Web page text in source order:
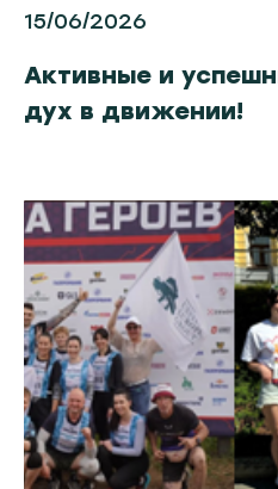
15/06/2026
Активные и
дух в движении!